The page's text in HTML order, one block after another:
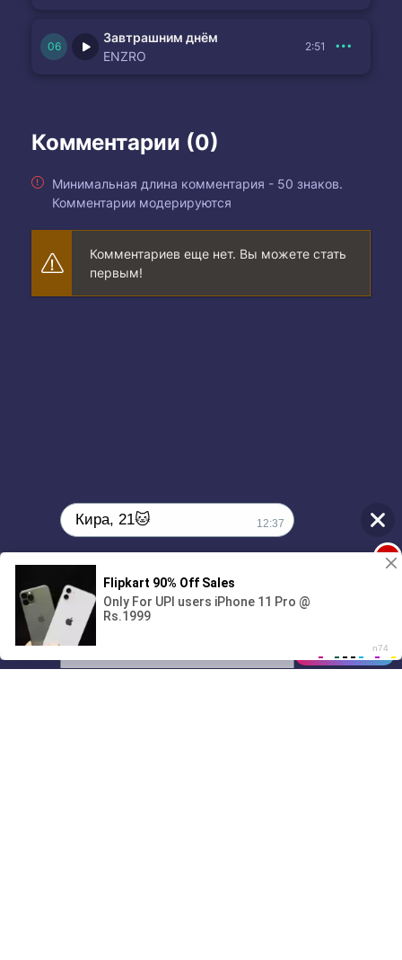
Завтрашним днём
ENZRO
2:51
Комментарии (0)
Минимальная длина комментария - 50 знаков.
Комментарии модерируются
Комментариев еще нет. Вы можете стать
первым!
01/07
00:00
Кира, 21🐱 12:37
Поиграешь со мной? 💖🐾
1